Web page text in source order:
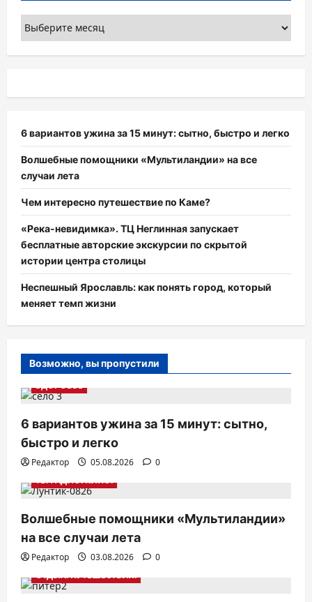
Архивы
6 вариантов ужина за 15 минут: сытно, быстро и легко
Волшебные помощники «Мультиландии» на все
случаи лета
Чем интересно путешествие по Каме?
«Река-невидимка». ТЦ Неглинная запускает
бесплатные авторские экскурсии по скрытой
истории центра столицы
Неспешный Ярославль: как понять город, который
меняет темп жизни
Возможно, вы пропустили
ЗДОРОВЬЕ
6 вариантов ужина за 15 минут: сытно,
быстро и легко
Редактор 05.08.2026
0
ТВ. РАДИО. КИНО.
Волшебные помощники «Мультиландии»
на все случаи лета
Редактор 03.08.2026
0
ОТДЫХ. ПУТЕШЕСТВИЯ.